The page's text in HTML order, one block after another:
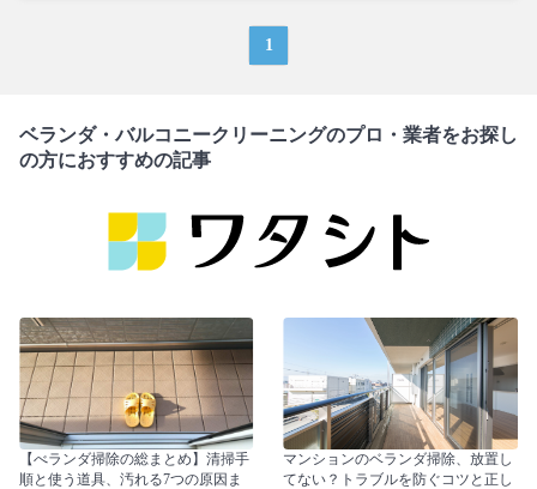
1
ベランダ・バルコニークリーニングのプロ・業者をお探し
の方におすすめの記事
【べランダ掃除の総まとめ】清掃手
順と使う道具、汚れる7つの原因ま
マンションのベランダ掃除、放置し
てない？トラブルを防ぐコツと正し